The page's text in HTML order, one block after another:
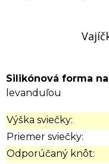
Silikónová forma
levanduľou
Výška sviečky:
Priemer sviečky:
Odporúčaný knôt: